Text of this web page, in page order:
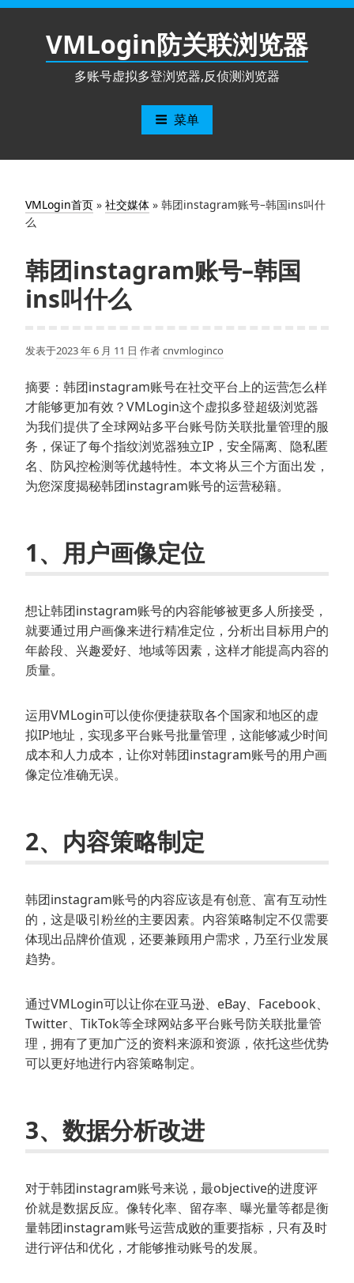
跳
VMLogin防关联浏览器
多账号虚拟多登浏览器,反侦测浏览器
菜单
VMLogin首页 » 社交媒体 » 韩团instagram账号–韩国ins叫什
么
韩团instagram账号–韩国
ins叫什么
发表于2023 年 6 月 11 日 作者cnvmloginco
摘要：韩团instagram账号在社交平台上的运营怎么样
才能够更加有效？VMLogin这个虚拟多登超级浏览器
为我们提供了全球网站多平台账号防关联批量管理的服
务，保证了每个指纹浏览器独立IP，安全隔离、隐私匿
名、防风控检测等优越特性。本文将从三个方面出发，
为您深度揭秘韩团instagram账号的运营秘籍。
1、用户画像定位
想让韩团instagram账号的内容能够被更多人所接受，
就要通过用户画像来进行精准定位，分析出目标用户的
年龄段、兴趣爱好、地域等因素，这样才能提高内容的
质量。
运用VMLogin可以使你便捷获取各个国家和地区的虚
拟IP地址，实现多平台账号批量管理，这能够减少时间
成本和人力成本，让你对韩团instagram账号的用户画
像定位准确无误。
2、内容策略制定
韩团instagram账号的内容应该是有创意、富有互动性
的，这是吸引粉丝的主要因素。内容策略制定不仅需要
体现出品牌价值观，还要兼顾用户需求，乃至行业发展
趋势。
通过VMLogin可以让你在亚马逊、eBay、Facebook、
Twitter、TikTok等全球网站多平台账号防关联批量管
理，拥有了更加广泛的资料来源和资源，依托这些优势
可以更好地进行内容策略制定。
3、数据分析改进
对于韩团instagram账号来说，最objective的进度评
价就是数据反应。像转化率、留存率、曝光量等都是衡
量韩团instagram账号运营成败的重要指标，只有及时
进行评估和优化，才能够推动账号的发展。